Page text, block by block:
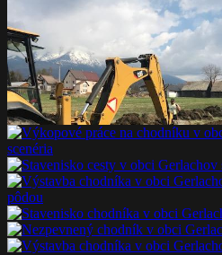
Nevyhnutné
Tieto súbory
cookie nie sú
voliteľné. Sú
potrebné pre
fungovanie
webovej
stránky.